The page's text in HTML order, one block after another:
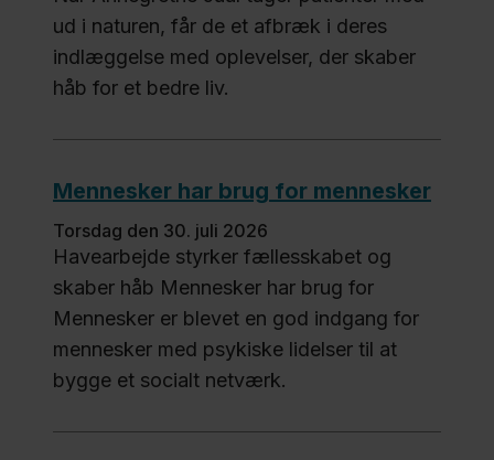
Presse
Om
ud i naturen, får de et afbræk i deres
indlæggelse med oplevelser, der skaber
håb for et bedre liv.
Mennesker har brug for mennesker
torsdag den 30. juli 2026
Havearbejde styrker fællesskabet og
skaber håb Mennesker har brug for
Mennesker er blevet en god indgang for
mennesker med psykiske lidelser til at
bygge et socialt netværk.